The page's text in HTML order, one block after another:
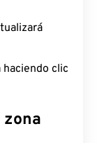
haciendo clic
zona